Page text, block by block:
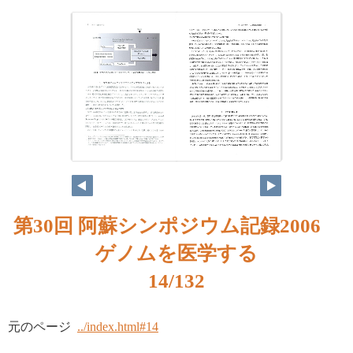
第30回 阿蘇シンポジウム記録2006
ゲノムを医学する
14/132
元のページ ../index.html#14